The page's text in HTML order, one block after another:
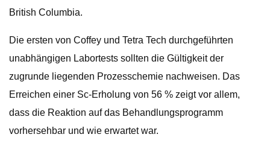
British Columbia.
Die ersten von Coffey und Tetra Tech durchgeführten
unabhängigen Labortests sollten die Gültigkeit der
zugrunde liegenden Prozesschemie nachweisen. Das
Erreichen einer Sc-Erholung von 56 % zeigt vor allem,
dass die Reaktion auf das Behandlungsprogramm
vorhersehbar und wie erwartet war.